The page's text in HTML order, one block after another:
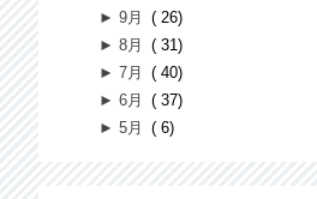
►9月
26
►8月
31
►7月
40
►6月
37
►5月 6